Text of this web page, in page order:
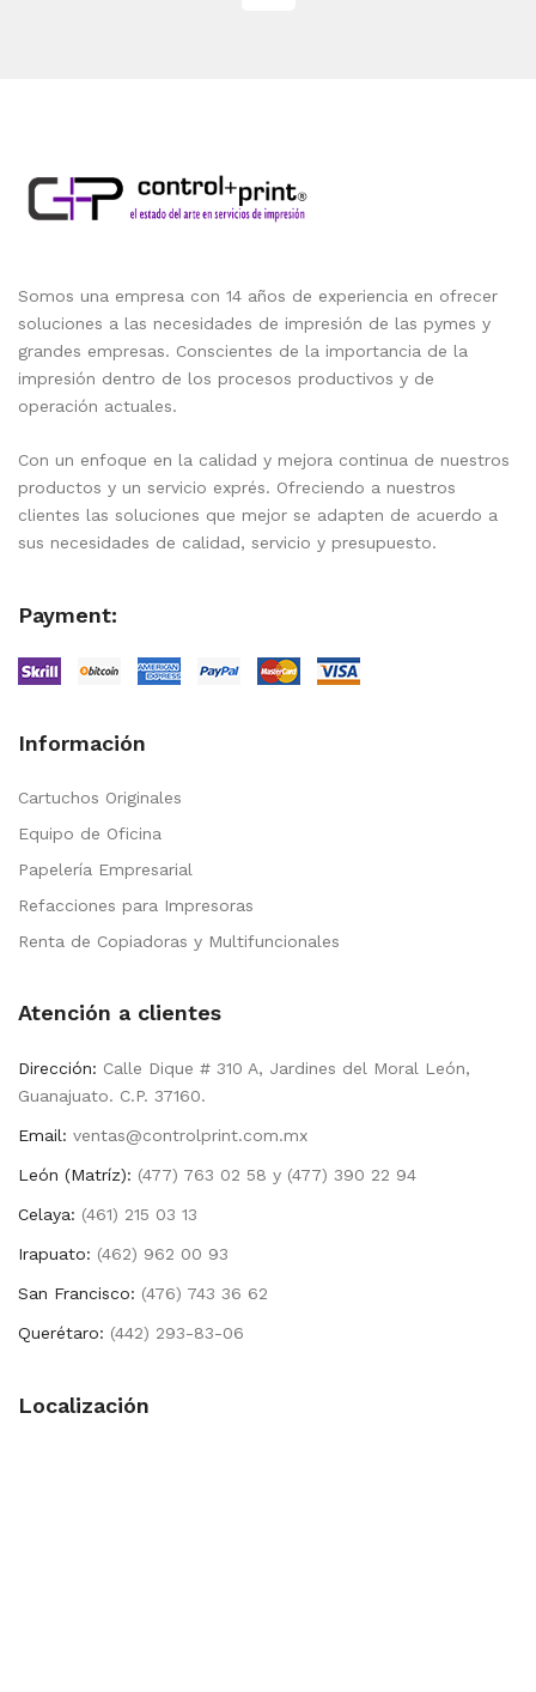
Somos una empresa con 14 años de experiencia en ofrecer
soluciones a las necesidades de impresión de las pymes y
grandes empresas. Conscientes de la importancia de la
impresión dentro de los procesos productivos y de
operación actuales.
Con un enfoque en la calidad y mejora continua de nuestros
productos y un servicio exprés. Ofreciendo a nuestros
clientes las soluciones que mejor se adapten de acuerdo a
sus necesidades de calidad, servicio y presupuesto.
Payment:
Información
Cartuchos Originales
Equipo de Oficina
Papelería Empresarial
Refacciones para Impresoras
Renta de Copiadoras y Multifuncionales
Atención a clientes
Dirección: Calle Dique # 310 A, Jardines del Moral León,
Guanajuato. C.P. 37160.
Email: ventas@controlprint.com.mx
León (Matríz): (477) 763 02 58 y (477) 390 22 94
Celaya: (461) 215 03 13
Irapuato: (462) 962 00 93
San Francisco: (476) 743 36 62
Querétaro: (442) 293-83-06
Localización